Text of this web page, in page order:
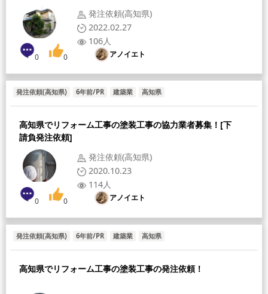
発注依頼(高知県)
2022.02.27
106人
[採用人数]
アノイエト
0 0
発注依頼(高知県) 6年前/PR 建築業 高知県
高知県でリフォーム工事の塗装工事の協力業者募集！[下
請負発注依頼]
発注依頼(高知県)
2020.10.23
114人
[採用人数]
アノイエト
0 0
発注依頼(高知県) 6年前/PR 建築業 高知県
高知県でリフォーム工事の塗装工事の発注依頼！